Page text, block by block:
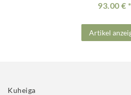
93.00 €
Artikel
Kuheiga